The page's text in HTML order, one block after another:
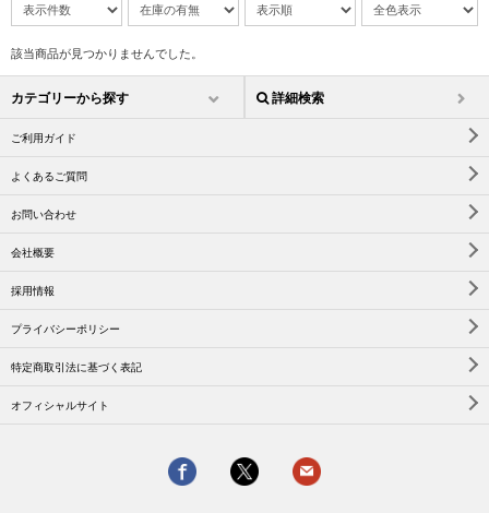
該当商品が見つかりませんでした。
カテゴリーから探す 詳細検索
ご利用ガイド
よくあるご質問
お問い合わせ
会社概要
採用情報
プライバシーポリシー
特定商取引法に基づく表記
オフィシャルサイト